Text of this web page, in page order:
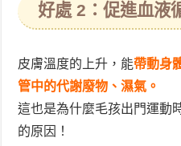
好處 2：促進血液
皮膚溫度的上升，能帶動身
管中的代謝廢物、濕氣。
這也是為什麼毛孩出門運動
的原因！